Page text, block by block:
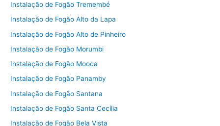
Instalação de Fogão Tremembé
Instalação de Fogão Alto da Lapa
Instalação de Fogão Alto de Pinheiro
Instalação de Fogão Morumbi
Instalação de Fogão Mooca
Instalação de Fogão Panamby
Instalação de Fogão Santana
Instalação de Fogão Santa Cecília
Instalação de Fogão Bela Vista